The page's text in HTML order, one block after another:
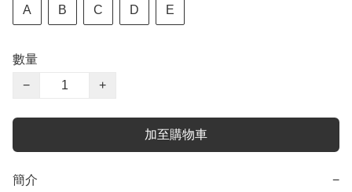
A B C D E
數量
−
+
加至購物車
簡介 −